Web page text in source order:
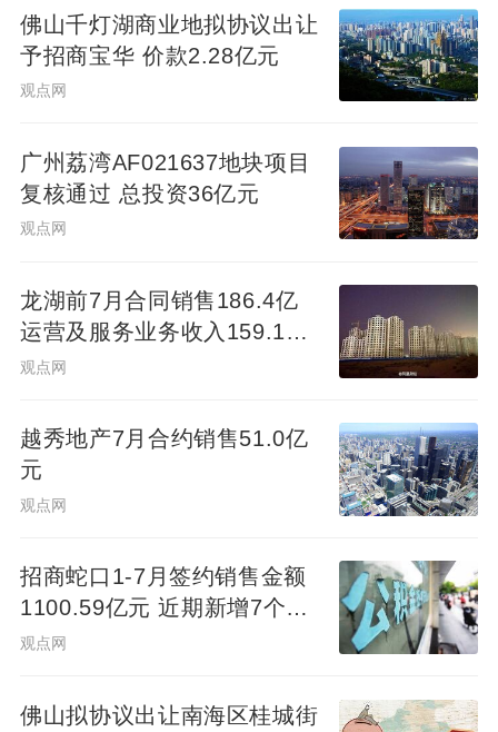
佛山千灯湖商业地拟协议出让
予招商宝华 价款2.28亿元
观点网
广州荔湾AF021637地块项目
复核通过 总投资36亿元
观点网
龙湖前7月合同销售186.4亿
运营及服务业务收入159.1亿
元
观点网
越秀地产7月合约销售51.0亿
元
观点网
招商蛇口1-7月签约销售金额
1100.59亿元 近期新增7个项
目
观点网
佛山拟协议出让南海区桂城街